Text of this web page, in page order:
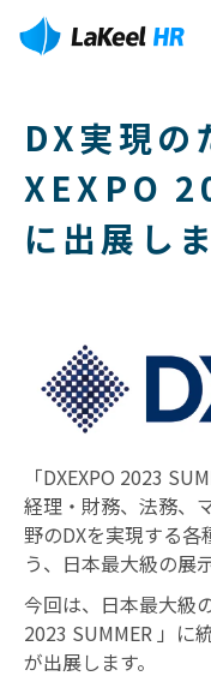
機能
導入事例
導入・運用サポート
お役立ち情報
お知らせ
DX実現の
XEXPO
に出展し
「DXEXPO 2023
経理・財務、法務、
野のDXを実現する
う、日本最大級の展
今回は、日本最大級
2023 SUMMER 」に
が出展します。